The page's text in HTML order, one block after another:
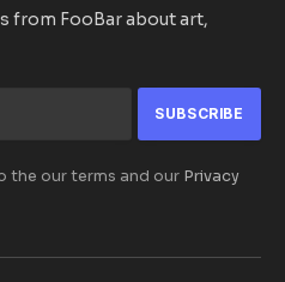
from FooBar about art,
the our terms and our Privacy